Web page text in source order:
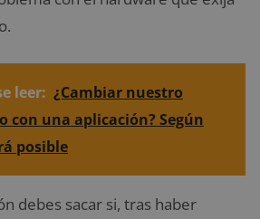
leer: ¿Cambiar nuestro
con una aplicación? Según
posible
debes sacar si, tras haber